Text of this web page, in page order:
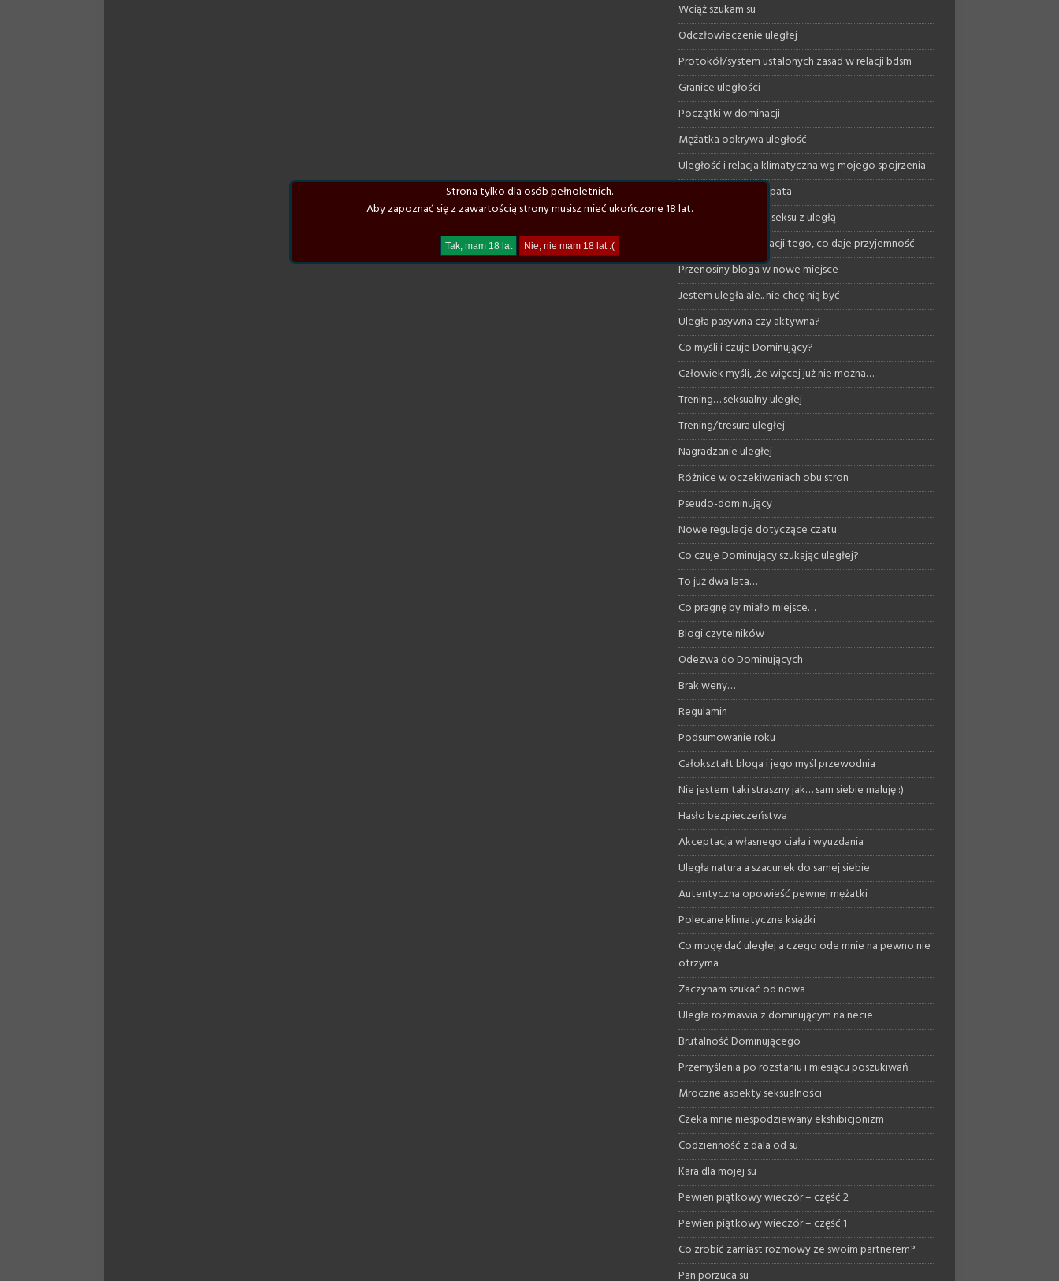
Wciąż szukam su
Odczłowieczenie uległej
Protokół/system ustalonych zasad w relacji bdsm
Granice uległości
Początki w dominacji
Mężatka odkrywa uległość
Uległość i relacja klimatyczna wg mojego spojrzenia
Dominujący psychopata
Moje podejście do seksu z uległą
Trudność w akceptacji tego, co daje przyjemność
Przenosiny bloga w nowe miejsce
Jestem uległa ale.. nie chcę nią być
Uległa pasywna czy aktywna?
Co myśli i czuje Dominujący?
Człowiek myśli, ,że więcej już nie można…
Trening… seksualny uległej
Trening/tresura uległej
Nagradzanie uległej
Różnice w oczekiwaniach obu stron
Pseudo-dominujący
Nowe regulacje dotyczące czatu
Co czuje Dominujący szukając uległej?
To już dwa lata…
Co pragnę by miało miejsce…
Blogi czytelników
Odezwa do Dominujących
Brak weny…
Regulamin
Podsumowanie roku
Całokształt bloga i jego myśl przewodnia
Nie jestem taki straszny jak… sam siebie maluję :)
Hasło bezpieczeństwa
Akceptacja własnego ciała i wyuzdania
Uległa natura a szacunek do samej siebie
Autentyczna opowieść pewnej mężatki
Polecane klimatyczne książki
Co mogę dać uległej a czego ode mnie na pewno nie
otrzyma
Zaczynam szukać od nowa
Uległa rozmawia z dominującym na necie
Brutalność Dominującego
Przemyślenia po rozstaniu i miesiącu poszukiwań
Mroczne aspekty seksualności
Czeka mnie niespodziewany ekshibicjonizm
Codzienność z dala od su
Kara dla mojej su
Pewien piątkowy wieczór – część 2
Pewien piątkowy wieczór – część 1
Co zrobić zamiast rozmowy ze swoim partnerem?
Pan porzuca su
Strona tylko dla osób pełnoletnich.
Aby zapoznać się z zawartością strony musisz mieć ukończone 18 lat.